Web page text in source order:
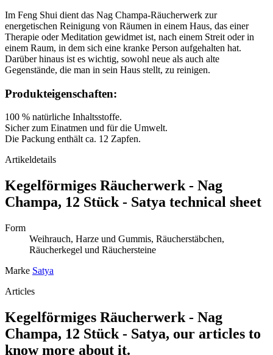
Im Feng Shui dient das Nag Champa-Räucherwerk zur
energetischen Reinigung von Räumen in einem Haus, das einer
Therapie oder Meditation gewidmet ist, nach einem Streit oder in
einem Raum, in dem sich eine kranke Person aufgehalten hat.
Darüber hinaus ist es wichtig, sowohl neue als auch alte
Gegenstände, die man in sein Haus stellt, zu reinigen.
Produkteigenschaften:
100 % natürliche Inhaltsstoffe.
Sicher zum Einatmen und für die Umwelt.
Die Packung enthält ca. 12 Zapfen.
Artikeldetails
Kegelförmiges Räucherwerk - Nag
Champa, 12 Stück - Satya technical sheet
Form
Weihrauch, Harze und Gummis, Räucherstäbchen,
Räucherkegel und Räuchersteine
Marke Satya
Articles
Kegelförmiges Räucherwerk - Nag
Champa, 12 Stück - Satya, our articles to
know more about it.